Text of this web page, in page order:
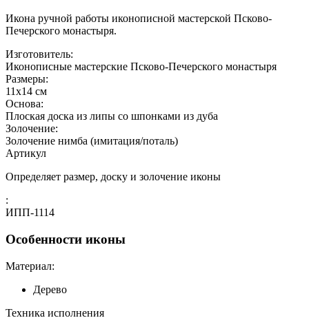
Икона ручной работы иконописной мастерской Псково-
Печерского монастыря.
Изготовитель:
Иконописные мастерские Псково-Печерского монастыря
Размеры:
11х14 см
Основа:
Плоская доска из липы со шпонками из дуба
Золочение:
Золочение нимба (имитация/поталь)
Артикул
Определяет размер, доску и золочение иконы
:
ИПП-1114
Особенности иконы
Материал:
Дерево
Техника исполнения